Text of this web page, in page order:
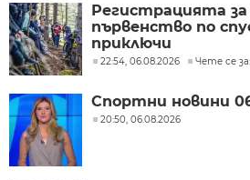
Регистрацията
първенство по
приключи
22:54, 06.08.2026 Чете се
Спортни новини
20:50, 06.08.2026